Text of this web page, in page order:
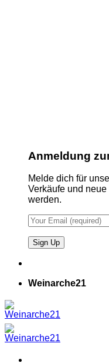
Anmeldung
Melde dich für
Verkäufe und
werden.
Weinarche21